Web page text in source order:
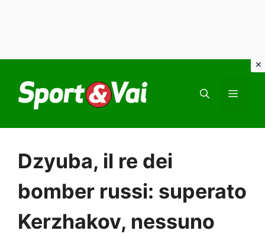
contenuto
Dzyuba, il re dei
bomber russi: superato
Kerzhakov, nessuno